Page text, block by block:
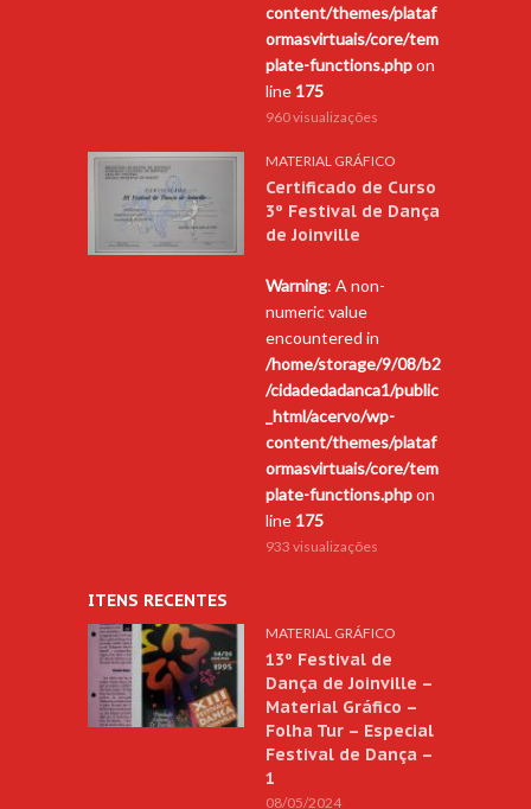
content/themes/plataf
ormasvirtuais/core/tem
plate-functions.phpon
line 175
960 visualizações
MATERIAL GRÁFICO
Certificado de Curso
3º Festival de Dança
de Joinville
Warning: A non-
numeric value
encountered in
/home/storage/9/08/b2
/cidadedadanca1/public
_html/acervo/wp-
content/themes/plataf
ormasvirtuais/core/tem
plate-functions.phpon
line 175
933 visualizações
ITENS RECENTES
MATERIAL GRÁFICO
13º Festival de
Dança de Joinville –
Material Gráfico –
Folha Tur – Especial
Festival de Dança –
1
08/05/2024